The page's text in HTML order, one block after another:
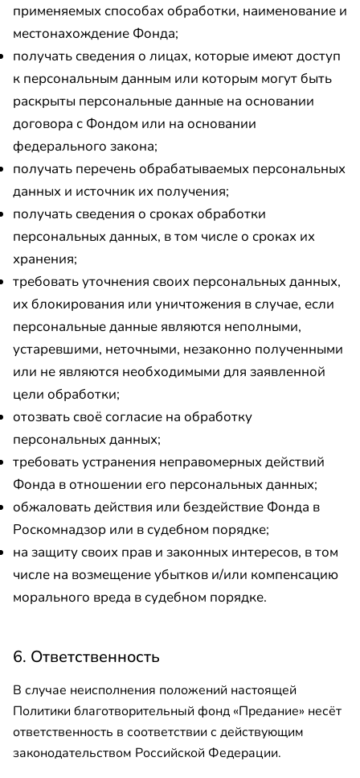
применяемых способах обработки, наименование и
местонахождение Фонда;
получать сведения о лицах, которые имеют доступ
к персональным данным или которым могут быть
раскрыты персональные данные на основании
договора с Фондом или на основании
федерального закона;
получать перечень обрабатываемых персональных
данных и источник их получения;
получать сведения о сроках обработки
персональных данных, в том числе о сроках их
хранения;
требовать уточнения своих персональных данных,
их блокирования или уничтожения в случае, если
персональные данные являются неполными,
устаревшими, неточными, незаконно полученными
или не являются необходимыми для заявленной
цели обработки;
отозвать своё согласие на обработку
персональных данных;
требовать устранения неправомерных действий
Фонда в отношении его персональных данных;
обжаловать действия или бездействие Фонда в
Роскомнадзор или в судебном порядке;
на защиту своих прав и законных интересов, в том
числе на возмещение убытков и/или компенсацию
морального вреда в судебном порядке.
6. Ответственность
В случае неисполнения положений настоящей
Политики благотворительный фонд «Предание» несёт
ответственность в соответствии с действующим
законодательством Российской Федерации.